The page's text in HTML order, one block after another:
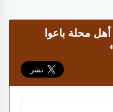
محلة باعوا